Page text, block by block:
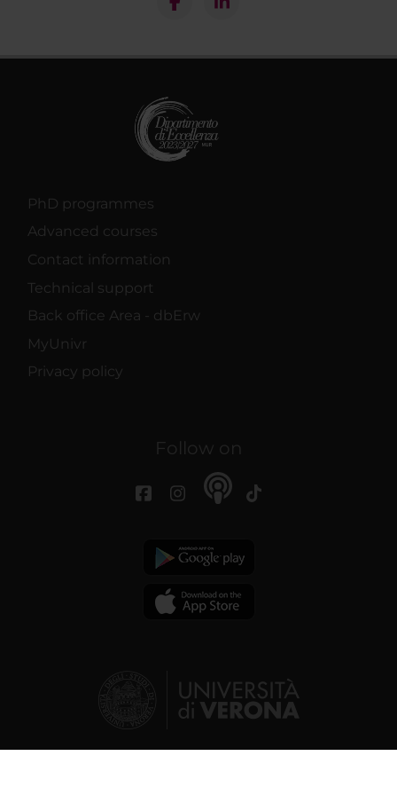
PhD programmes
Advanced courses
Contact information
Technical support
Back office Area - dbErw
MyUnivr
Privacy policy
Follow on